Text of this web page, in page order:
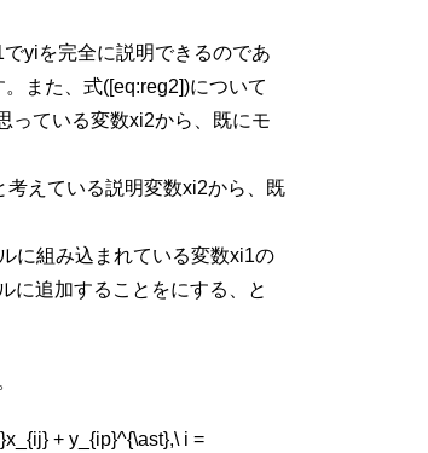
でyiを完全に説明できるのであ
また、式([eq:reg2])について
っている変数xi2から、既にモ
考えている説明変数xi2から、既
に組み込まれている変数xi1の
に追加することをにする、と
+ y_{ip}^{\ast},\ i =